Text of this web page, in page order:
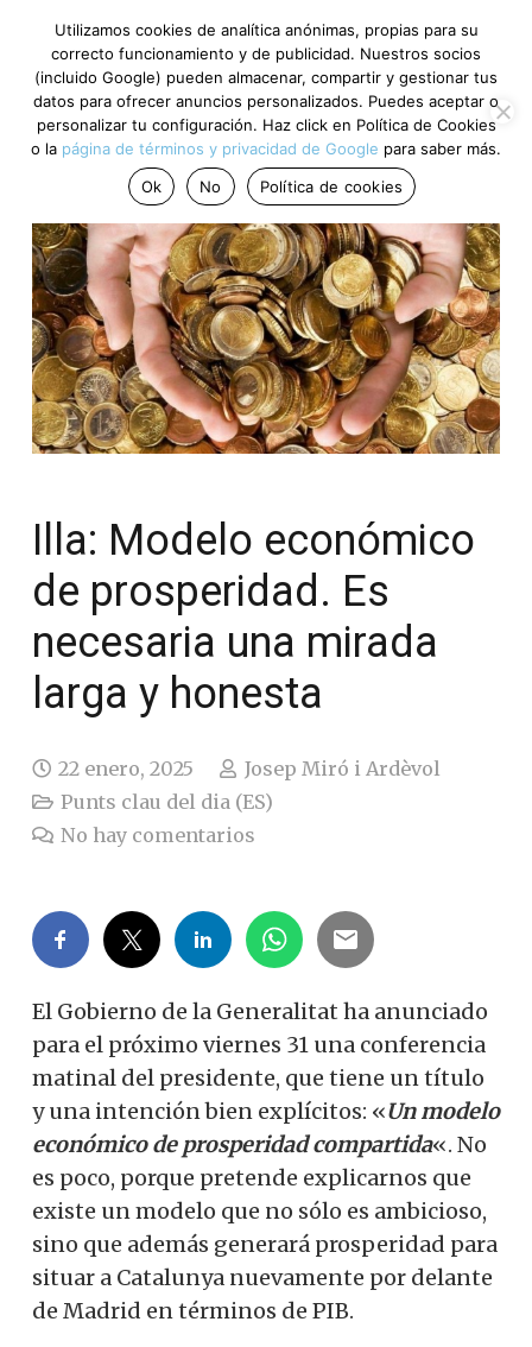
Illa: Modelo económico
de prosperidad. Es
necesaria una mirada
larga y honesta
22 enero, 2025
Josep Miró i Ardèvol
Punts clau del dia (ES)
No hay comentarios
El Gobierno de la Generalitat ha anunciado
para el próximo viernes 31 una conferencia
matinal del presidente, que tiene un título
y una intención bien explícitos: «Un modelo
económico de prosperidad compartida«. No
es poco, porque pretende explicarnos que
existe un modelo que no sólo es ambicioso,
sino que además generará prosperidad para
situar a Catalunya nuevamente por delante
de Madrid en términos de PIB.
Utilizamos cookies de analítica anónimas, propias para su
correcto funcionamiento y de publicidad. Nuestros socios
(incluido Google) pueden almacenar, compartir y gestionar tus
datos para ofrecer anuncios personalizados. Puedes aceptar o
personalizar tu configuración. Haz click en Política de Cookies
o la página de términos y privacidad de Google para saber más.
Ok
No Política de cookies